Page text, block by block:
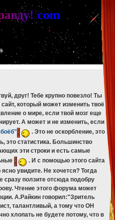
phpbb/db/driver/mysqli.php
db/driver/mysqli.php 329
phpbb/db/driver/mysqli.php on line 265
phpbb/db/driver/mysqli.php on line329
phpbb/db/driver/mysqli.php on line 265
phpbb/db/driver/mysqli.php on line329:
авду! com
друг! Тебе крупно повезло! Ты
который может изменить твоё
о мире, если твой мозг еще
А может и не изменить, если
. Это не оскорбление, это
это статистика. Большинство
эти строки и есть самые
. И с помощью этого сайта
увидите. Не хочется? Тогда
сразу ползите отсюда подобру
Чтение этого форума может
А.Райкин говорил:"Зритель
талантливый, а тому что ОН
хлопать не будете потому, что в